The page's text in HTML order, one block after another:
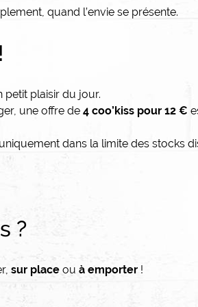
quand l’envie se présente.
petit plaisir du jour.
une offre de 4 coo’kiss pour 12 €
dans la limite des stocks
?
sur place ou à emporter !